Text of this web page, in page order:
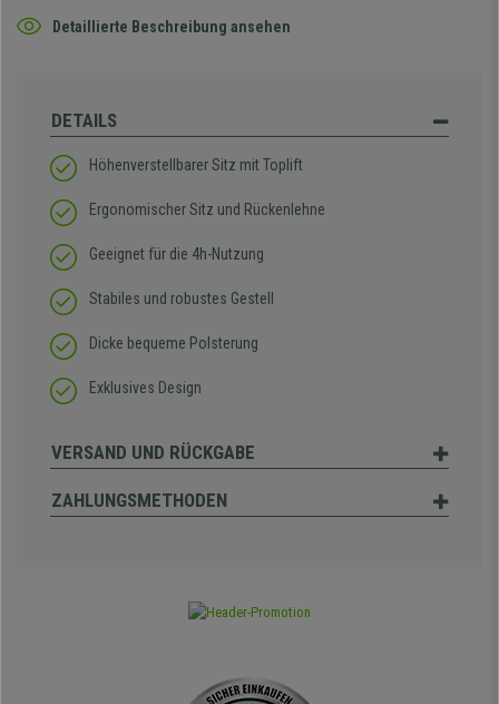
Detaillierte Beschreibung ansehen
DETAILS
Höhenverstellbarer Sitz mit Toplift
Ergonomischer Sitz und Rückenlehne
Geeignet für die 4h-Nutzung
Stabiles und robustes Gestell
Dicke bequeme Polsterung
Exklusives Design
VERSAND UND RÜCKGABE
ZAHLUNGSMETHODEN